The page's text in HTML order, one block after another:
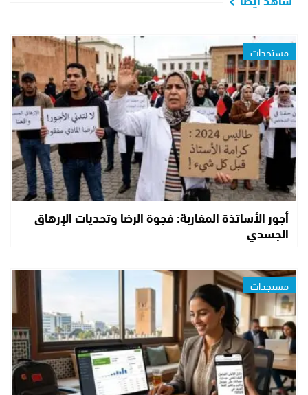
مستجدات
أجور الأساتذة المغاربة: فجوة الرضا وتحديات الإرهاق
الجسدي
مستجدات